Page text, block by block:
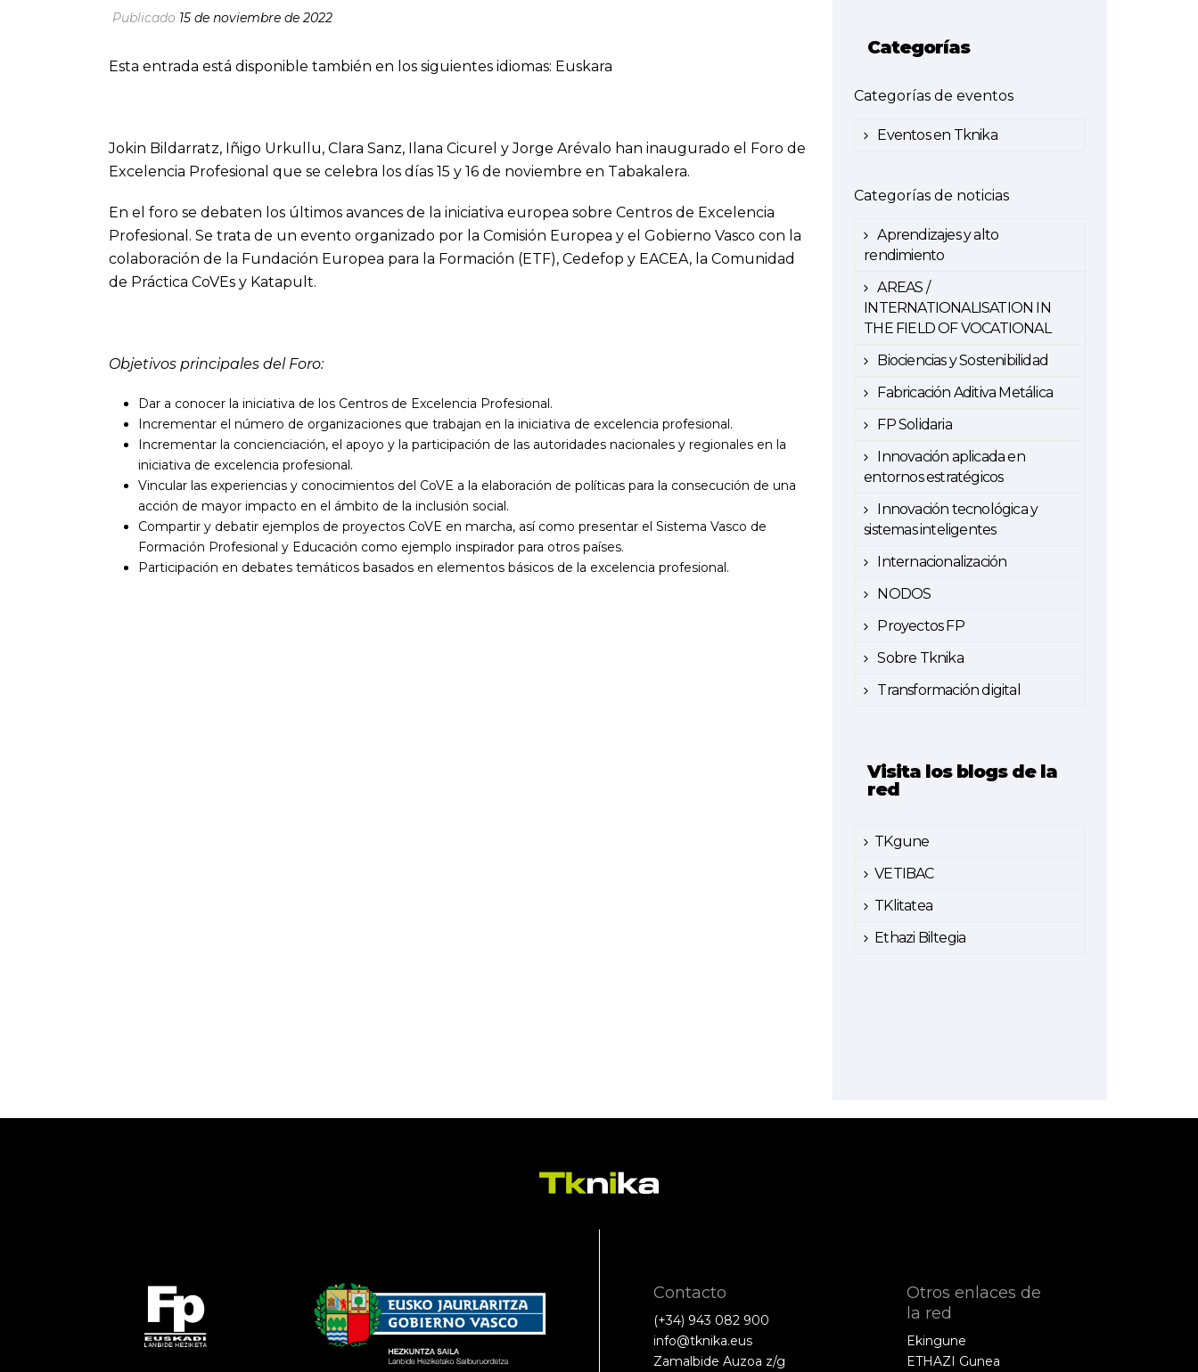
Publicado 15 de noviembre de 2022
Esta entrada está disponible también en los siguientes idiomas: Euskara
Jokin Bildarratz, Iñigo Urkullu, Clara Sanz, Ilana Cicurel y Jorge Arévalo han inaugurado el Foro de
Excelencia Profesional que se celebra los días 15 y 16 de noviembre en Tabakalera.
En el foro se debaten los últimos avances de la iniciativa europea sobre Centros de Excelencia
Profesional. Se trata de un evento organizado por la Comisión Europea y el Gobierno Vasco con la
colaboración de la Fundación Europea para la Formación (ETF), Cedefop y EACEA, la Comunidad
de Práctica CoVEs y Katapult.
Objetivos principales del Foro:
Dar a conocer la iniciativa de los Centros de Excelencia Profesional.
Incrementar el número de organizaciones que trabajan en la iniciativa de excelencia profesional.
Incrementar la concienciación, el apoyo y la participación de las autoridades nacionales y regionales en la
iniciativa de excelencia profesional.
Vincular las experiencias y conocimientos del CoVE a la elaboración de políticas para la consecución de una
acción de mayor impacto en el ámbito de la inclusión social.
Compartir y debatir ejemplos de proyectos CoVE en marcha, así como presentar el Sistema Vasco de
Formación Profesional y Educación como ejemplo inspirador para otros países.
Participación en debates temáticos basados en elementos básicos de la excelencia profesional.
Categorías
Categorías de eventos
Eventos en Tknika
Categorías de noticias
Aprendizajes y alto
rendimiento
AREAS /
INTERNATIONALISATION IN
THE FIELD OF VOCATIONAL
Biociencias y Sostenibilidad
Fabricación Aditiva Metálica
FP Solidaria
Innovación aplicada en
entornos estratégicos
Innovación tecnológica y
sistemas inteligentes
Internacionalización
NODOS
Proyectos FP
Sobre Tknika
Transformación digital
Visita los blogs de la
red
TKgune
VETIBAC
TKlitatea
Ethazi Biltegia
Contacto
(+34) 943 082 900
info@tknika.eus
Zamalbide Auzoa z/g
Otros enlaces de
la red
Ekingune
ETHAZI Gunea